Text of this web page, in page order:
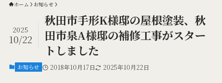
ホーム お知らせ
秋田市手形K様邸の屋根塗装、秋
田市泉A様邸の補修工事がスター
トしました
2025
10/22
お知らせ 2018年10月17日 2025年10月22日